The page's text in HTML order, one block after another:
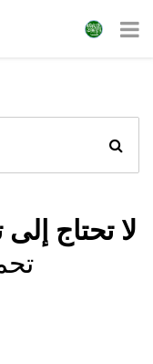
لا تحتاج إلى